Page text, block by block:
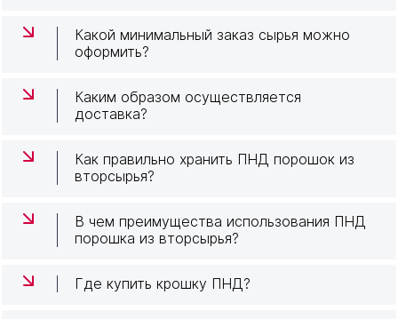
Какой минимальный заказ сырья можно
оформить?
Каким образом осуществляется
доставка?
Как правильно хранить ПНД порошок из
вторсырья?
В чем преимущества использования ПНД
порошка из вторсырья?
Где купить крошку ПНД?